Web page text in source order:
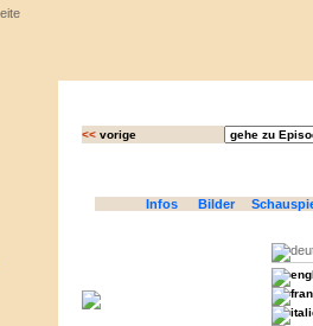
<<vorige
Infos Bilder